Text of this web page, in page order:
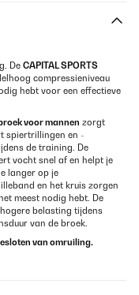
De CAPITAL SPORTS
compressieniveau
hebt voor een effectieve
voor mannen zorgt
spiertrillingen en -
de training. De
vocht snel af en helpt je
langer op je
en het kruis zorgen
meest nodig hebt. De
belasting tijdens
van de broek.
van omruiling.